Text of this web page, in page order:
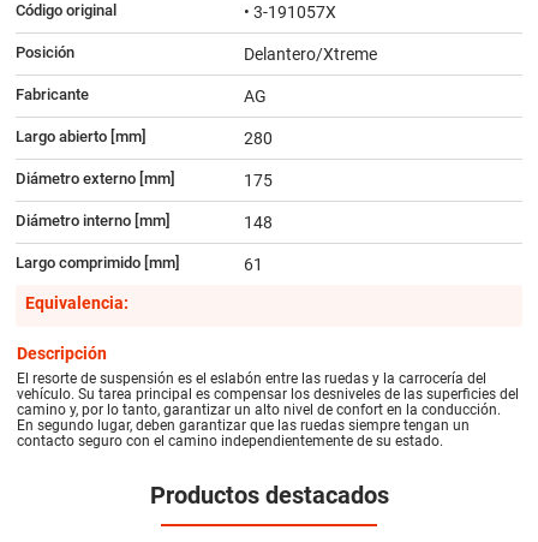
Código original • 3-191057X
Posición Delantero/Xtreme
Fabricante AG
Largo abierto [mm] 280
Diámetro externo [mm] 175
Diámetro interno [mm] 148
Largo comprimido [mm]
61
Equivalencia:
Descripción
El resorte de suspensión es el eslabón entre las ruedas y la carrocería del
vehículo. Su tarea principal es compensar los desniveles de las superficies del
camino y, por lo tanto, garantizar un alto nivel de confort en la conducción.
En segundo lugar, deben garantizar que las ruedas siempre tengan un
contacto seguro con el camino independientemente de su estado.
Productos destacados